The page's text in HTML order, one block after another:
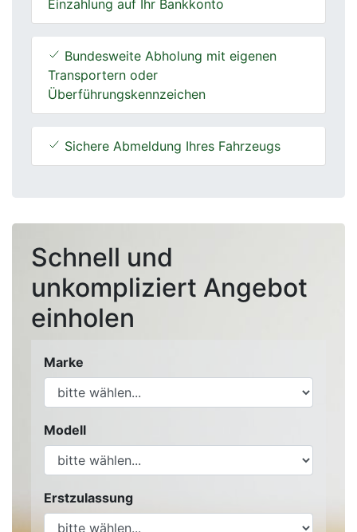
Einzahlung auf Ihr Bankkonto
Bundesweite Abholung mit eigenen
Transportern oder
Überführungskennzeichen
Sichere Abmeldung Ihres Fahrzeugs
Schnell und
unkompliziert Angebot
einholen
Marke
Modell
Erstzulassung